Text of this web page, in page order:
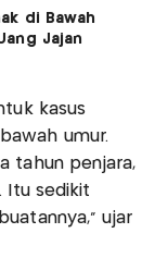
di Bawah
Jajan
kasus
umur.
tahun penjara,
Itu sedikit
ujar